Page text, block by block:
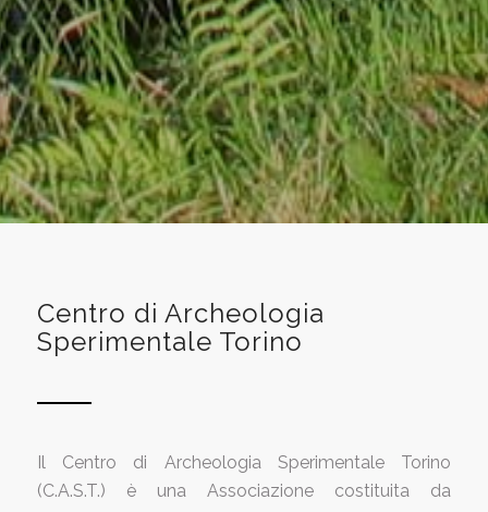
Centro di Archeologia
Sperimentale Torino
Il Centro di Archeologia Sperimentale Torino
(C.A.S.T.) è una Associazione costituita da